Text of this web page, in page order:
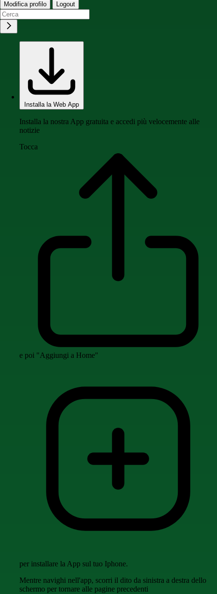
Modifica profilo Logout
Installa la Web App
Installa la nostra App gratuita e accedi più velocemente alle
notizie
Tocca
e poi "Aggiungi a Home"
per installare la App sul tuo Iphone.
Mentre navighi nell'app, scorri il dito da sinistra a destra dello
schermo per tornare alle pagine precedenti